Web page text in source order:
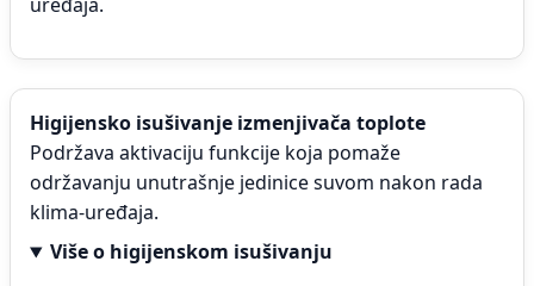
Higijensko isušivanje izmenjivača toplote
Podržava aktivaciju funkcije koja pomaže
održavanju unutrašnje jedinice suvom nakon rada
klima-uređaja.
Više o higijenskom isušivanju